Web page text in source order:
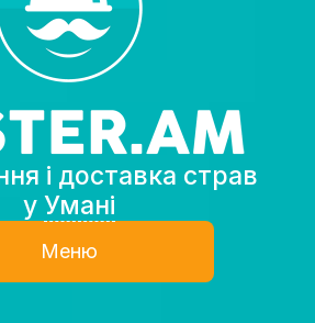
і доставка страв
у Умані
Меню